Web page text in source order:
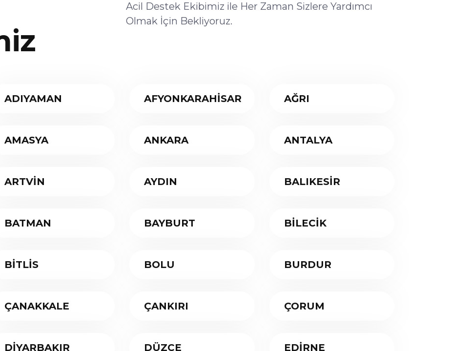
Acil Destek Ekibimiz ile Her Zaman Sizlere Yardımcı
Olmak İçin Bekliyoruz.
ADIYAMAN AFYONKARAHİSAR AĞRI
AMASYA ANKARA ANTALYA
ARTVİN AYDIN BALIKESİR
BATMAN BAYBURT BİLECİK
BİTLİS BOLU BURDUR
ÇANAKKALE ÇANKIRI ÇORUM
DİYARBAKIR DÜZCE EDİRNE